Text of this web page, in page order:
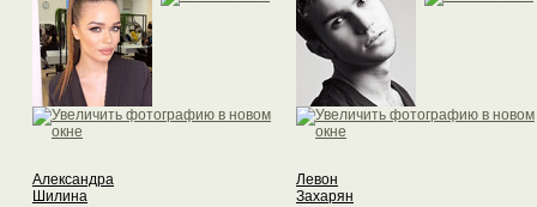
Александра
Шилина
Левон
Захарян